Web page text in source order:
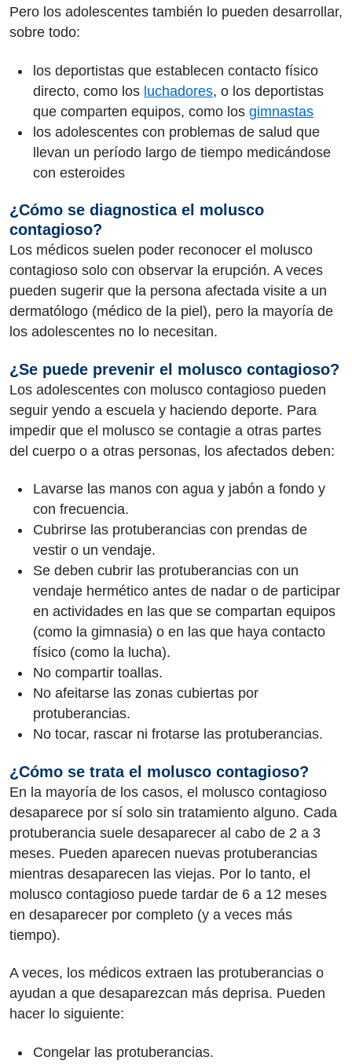
Pero los adolescentes también lo pueden desarrollar,
sobre todo:
los deportistas que establecen contacto físico
directo, como los luchadores, o los deportistas
que comparten equipos, como los gimnastas
los adolescentes con problemas de salud que
llevan un período largo de tiempo medicándose
con esteroides
¿Cómo se diagnostica el molusco
contagioso?
Los médicos suelen poder reconocer el molusco
contagioso solo con observar la erupción. A veces
pueden sugerir que la persona afectada visite a un
dermatólogo (médico de la piel), pero la mayoría de
los adolescentes no lo necesitan.
¿Se puede prevenir el molusco contagioso?
Los adolescentes con molusco contagioso pueden
seguir yendo a escuela y haciendo deporte. Para
impedir que el molusco se contagie a otras partes
del cuerpo o a otras personas, los afectados deben:
Lavarse las manos con agua y jabón a fondo y
con frecuencia.
Cubrirse las protuberancias con prendas de
vestir o un vendaje.
Se deben cubrir las protuberancias con un
vendaje hermético antes de nadar o de participar
en actividades en las que se compartan equipos
(como la gimnasia) o en las que haya contacto
físico (como la lucha).
No compartir toallas.
No afeitarse las zonas cubiertas por
protuberancias.
No tocar, rascar ni frotarse las protuberancias.
¿Cómo se trata el molusco contagioso?
En la mayoría de los casos, el molusco contagioso
desaparece por sí solo sin tratamiento alguno. Cada
protuberancia suele desaparecer al cabo de 2 a 3
meses. Pueden aparecen nuevas protuberancias
mientras desaparecen las viejas. Por lo tanto, el
molusco contagioso puede tardar de 6 a 12 meses
en desaparecer por completo (y a veces más
tiempo).
A veces, los médicos extraen las protuberancias o
ayudan a que desaparezcan más deprisa. Pueden
hacer lo siguiente:
Congelar las protuberancias.